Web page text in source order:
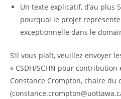
Un texte explicatif, d’au plus
pourquoi le projet
exceptionnelle dans le
S’il vous plaît, veuillez envoyer
« CSDH/SCHN pour contribution
Constance Crompton, chaire du